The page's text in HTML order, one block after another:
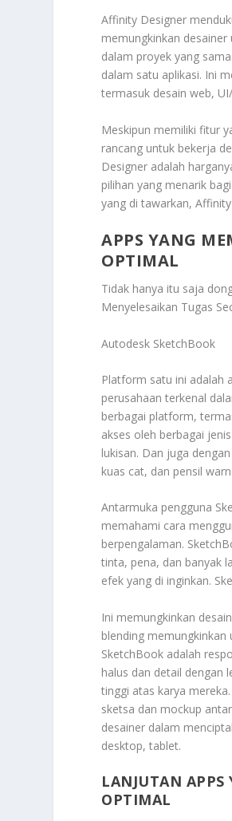
Affinity Designer
memungkinkan
dalam proyek yang
dalam satu aplikasi. Ini
termasuk desain web,
Meskipun memiliki fitur
rancang untuk bekerja
Designer adalah
pilihan yang menarik
yang di tawarkan,
APPS YANG
OPTIMAL
Tidak hanya itu saja
Menyelesaikan Tugas
Autodesk SketchBook
Platform satu ini adalah
perusahaan terkenal
berbagai platform,
akses oleh berbagai
lukisan. Dan juga
kuas cat, dan pensil
Antarmuka pengguna
memahami cara
berpengalaman.
tinta, pena, dan banyak
efek yang di inginkan.
Ini memungkinkan
blending
SketchBook adalah
halus dan detail dengan
tinggi atas karya
sketsa dan mockup
desainer dalam
desktop, tablet.
LANJUTAN APPS
OPTIMAL